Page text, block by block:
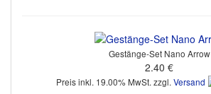
Gestänge-Set Nano Arrow
2.40 €
Preis inkl. 19.00% MwSt. zzgl. Versand